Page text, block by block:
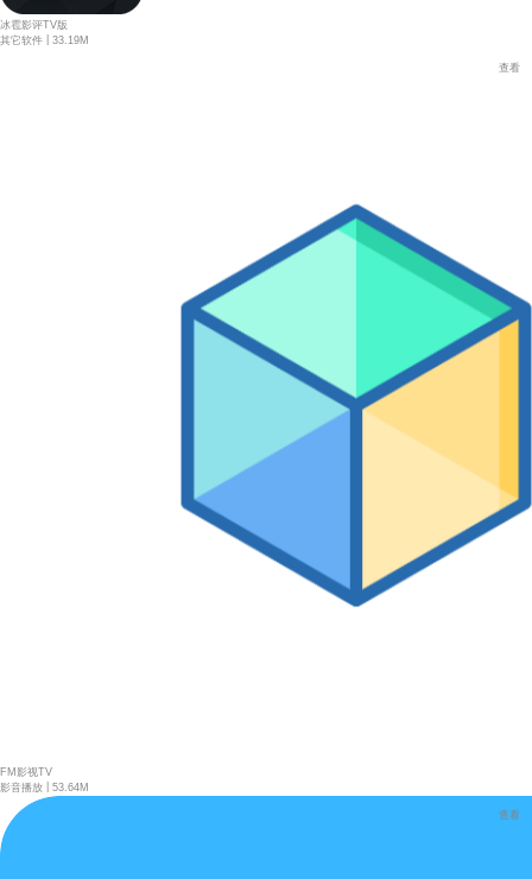
冰雹影评TV版
其它软件
33.19M
FM影视TV
影音播放
53.64M
查看
查看